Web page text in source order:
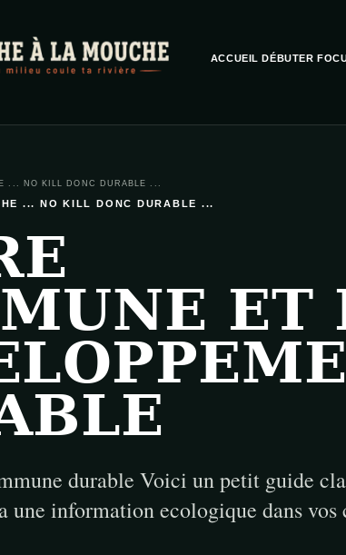
ACCUEIL DÉBUTER
... NO KILL DONC DURABLE ...
... NO KILL DONC DURABLE ...
ET
durable Voici un petit guide
une information ecologique dans vos